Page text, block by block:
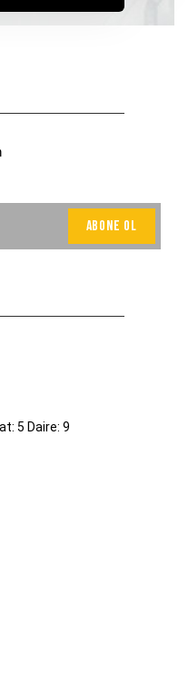
5 Daire: 9